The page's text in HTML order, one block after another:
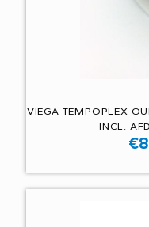
VIEGA TEMPOPLEX
INCL.
€